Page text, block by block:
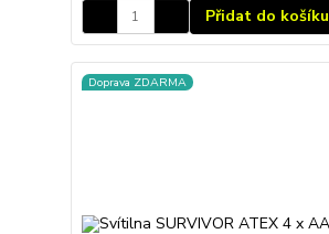
Přidat do košíku
Doprava ZDARMA